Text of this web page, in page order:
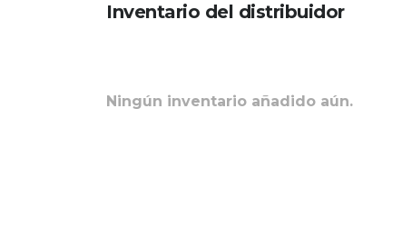
Inventario del distribuidor
Ningún inventario añadido aún.